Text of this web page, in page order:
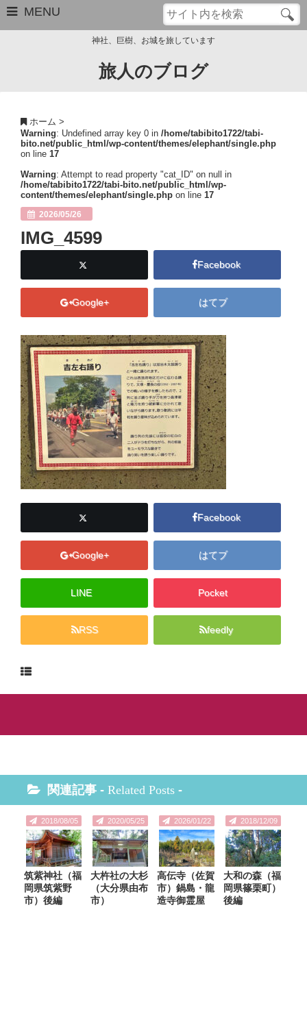
MENU
サイトマップ
Close
神社、巨樹、お城を旅しています
旅人のブログ
ホーム >
Warning: Undefined array key 0 in /home/tabibito1722/tabi-
bito.net/public_html/wp-content/themes/elephant/single.php
on line 17
Warning: Attempt to read property "cat_ID" on null in
/home/tabibito1722/tabi-bito.net/public_html/wp-
content/themes/elephant/single.php on line 17
2026/05/26
IMG_4599
Facebook
Google+ はてブ
Facebook
Google+ はてブ
LINE Pocket
RSS feedly
関連記事 - Related Posts -
2018/08/05
筑紫神社（福
岡県筑紫野
市）後編
2020/05/25
大杵社の大杉
（大分県由布
市）
2026/01/22
高伝寺（佐賀
市）鍋島・龍
造寺御霊屋
2018/12/09
大和の森（福
岡県篠栗町）
後編